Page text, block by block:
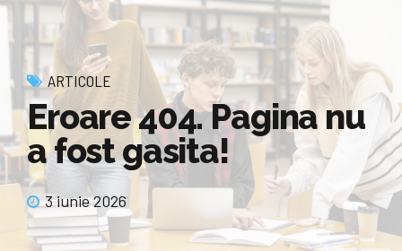
ARTICOLE
Eroare 404. Pagina nu
a fost gasita!
3 iunie 2026